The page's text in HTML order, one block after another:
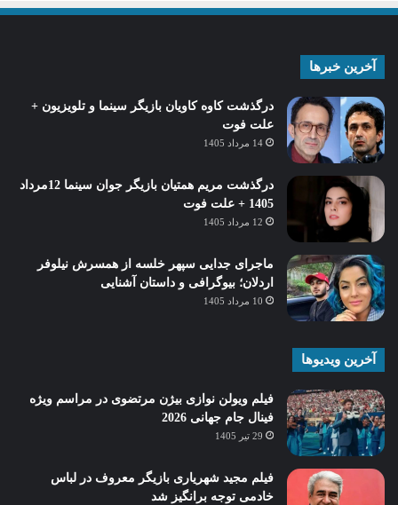
آخرین خبرها
درگذشت کاوه کاویان بازیگر سینما و تلویزیون +
علت فوت
14 مرداد 1405
درگذشت مریم همتیان بازیگر جوان سینما 12مرداد
1405 + علت فوت
12 مرداد 1405
ماجرای جدایی سپهر خلسه از همسرش نیلوفر
اردلان؛ بیوگرافی و داستان آشنایی
10 مرداد 1405
آخرین ویدیوها
فیلم ویولن نوازی بیژن مرتضوی در مراسم ویژه
فینال جام جهانی 2026
29 تیر 1405
فیلم مجید شهریاری بازیگر معروف در لباس
خادمی توجه برانگیز شد